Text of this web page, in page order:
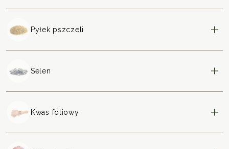
Pyłek pszczeli
Selen
Kwas foliowy